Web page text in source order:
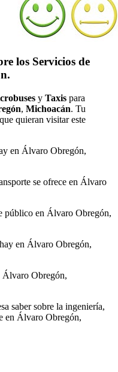
los Servicios de
y Taxis para
, Michoacán. Tu
quieran visitar este
en Álvaro Obregón,
se ofrece en Álvaro
público en Álvaro Obregón,
en Álvaro Obregón,
Álvaro Obregón,
saber sobre la ingeniería,
en Álvaro Obregón,